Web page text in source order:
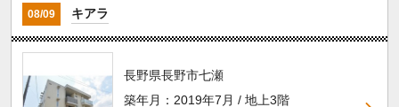
08/09 キアラ
長野県長野市七瀬
築年月：2019年7月 / 地上3階